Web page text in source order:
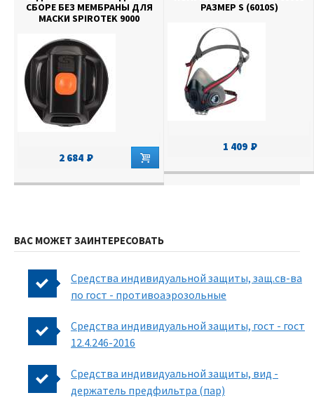
СБОРЕ БЕЗ МЕМБРАНЫ ДЛЯ
МАСКИ SPIROTEK 9000
2 684
РАЗМЕР S (6010S)
1 409
ВАС МОЖЕТ ЗАИНТЕРЕСОВАТЬ
Средства индивидуальной защиты, защ.св-ва
по гост - противоаэрозольные
Средства индивидуальной защиты, гост - гост
12.4.246-2016
Средства индивидуальной защиты, вид -
держатель предфильтра (пар)